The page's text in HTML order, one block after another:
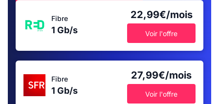
Fibre
1 Gb/s
22,99€/mois
Voir l'offre
Fibre
1 Gb/s
27,99€/mois
Voir l'offre